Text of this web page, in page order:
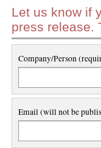
Let us know if
press release.
Company/Person
Email (will not be